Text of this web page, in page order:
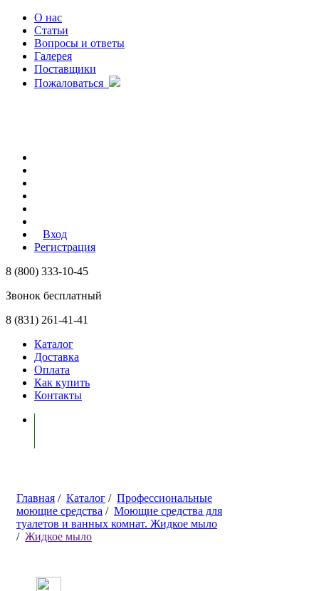
О нас
Статьи
Вопросы и ответы
Галерея
Поставщики
Пожаловаться
Вход
Регистрация
8 (800) 333-10-45
Звонок бесплатный
8 (831) 261-41-41
Каталог
Доставка
Оплата
Как купить
Контакты
Главная / Каталог / Профессиональные
моющие средства / Моющие средства для
туалетов и ванных комнат. Жидкое мыло
/ Жидкое мыло